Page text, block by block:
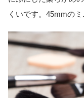
くいです。45mmのミ